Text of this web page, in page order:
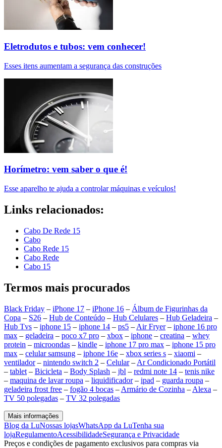
Eletrodutos e tubos: vem conhecer!
Esses itens aumentam a segurança das construções
Horímetro: vem saber o que é!
Esse aparelho te ajuda a controlar máquinas e veículos!
Links relacionados:
Cabo De Rede 15
Cabo
Cabo Rede 15
Cabo Rede
Cabo 15
Termos mais procurados
Black Friday – iPhone 17 – iPhone 16 – Álbum de Figurinhas da
Copa – S26 – Hub de Conteúdo – Hub Celulares – Hub Geladeira –
Hub Tvs – iphone 15 – iphone 14 – ps5 – Air Fryer– iphone 16 pro
max – geladeira – poco x7 pro – xbox – iphone – creatina – whey
protein – microondas – kindle – iphone 17 pro max – iphone 15 pro
max – celular samsung – iphone 16e – xbox series s – xiaomi –
ventilador– nintendo switch 2 – Celular– Ar Condicionado Portátil
– tablet – Bicicleta – Body Splash – jbl – redmi note 14 – tenis nike
– maquina de lavar roupa – liquidificador– ipad – guarda roupa –
geladeira frost free – fogão 4 bocas – Armário de Cozinha – Alexa –
TV 50 polegadas – TV 32 polegadas
Mais informações
Blog da LuNossas lojasWhatsApp da LuTenha sua
lojaRegulamentoAcessibilidadeSegurança e Privacidade
Preços e condições de pagamento exclusivos para compras via